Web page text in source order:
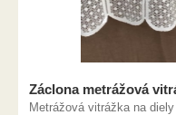
Záclona metrážová
Metrážová vitrážka na